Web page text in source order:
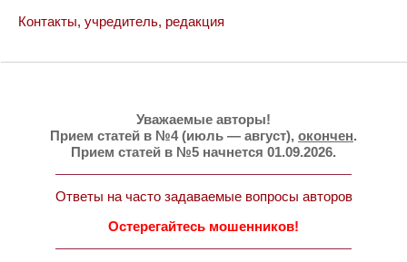
Контакты, учредитель, редакция
Уважаемые авторы!
Прием статей в №4 (июль — август), окончен.
Прием статей в №5 начнется 01.09.2026.
Ответы на часто задаваемые вопросы авторов
Остерегайтесь мошенников!